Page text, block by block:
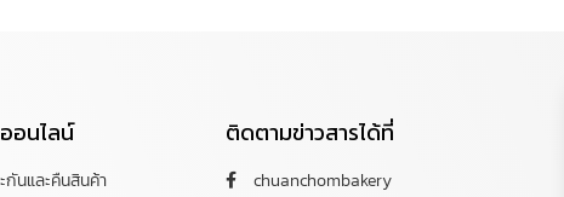
อนไลน์
กันและคืนสินค้า
ติดตามข่าวสารได้ที่
chuanchombakery